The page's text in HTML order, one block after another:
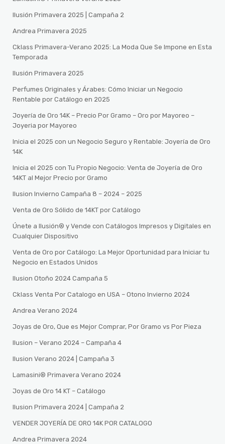
Ilusión Primavera 2025 | Campaña 2
Andrea Primavera 2025
Cklass Primavera-Verano 2025: La Moda Que Se Impone en Esta
Temporada
Ilusión Primavera 2025
Perfumes Originales y Árabes: Cómo Iniciar un Negocio
Rentable por Catálogo en 2025
Joyería de Oro 14K – Precio Por Gramo – Oro por Mayoreo –
Joyeria por Mayoreo
Inicia el 2025 con un Negocio Seguro y Rentable: Joyería de Oro
14K
Inicia el 2025 con Tu Propio Negocio: Venta de Joyería de Oro
14KT al Mejor Precio por Gramo
Ilusion Invierno Campaña 8 – 2024 – 2025
Venta de Oro Sólido de 14KT por Catálogo
Únete a Ilusión® y Vende con Catálogos Impresos y Digitales en
Cualquier Dispositivo
Venta de Oro por Catálogo: La Mejor Oportunidad para Iniciar tu
Negocio en Estados Unidos
Ilusion Otoño 2024 Campaña 5
Cklass Venta Por Catalogo en USA – Otono Invierno 2024
Andrea Verano 2024
Joyas de Oro, Que es Mejor Comprar, Por Gramo vs Por Pieza
Ilusion – Verano 2024 – Campaña 4
Ilusion Verano 2024 | Campaña 3
Lamasini®️ Primavera Verano 2024
Joyas de Oro 14 KT – Catálogo
Ilusion Primavera 2024 | Campaña 2
VENDER JOYERÍA DE ORO 14K POR CATALOGO
Andrea Primavera 2024